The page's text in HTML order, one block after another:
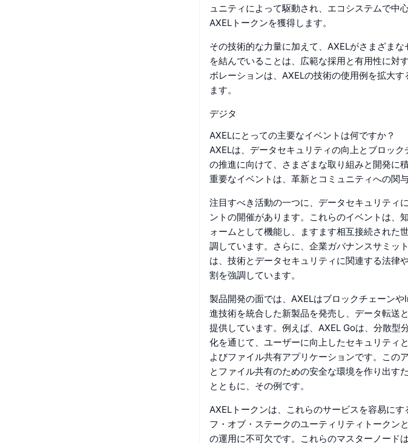
ュニティによって駆動され、エコシステムで中
AXELトークンを獲得します。
その技術的な力量に加えて、AXELがさまざま
を結んでいることは、広範な採用と有用性に対
ボレーションは、AXELの技術の使用例を拡大
ます。
デジタ
AXELにとっての主要なイベントは何ですか？
AXELは、データセキュリティの向上とブロッ
の推進に向けて、さまざまな取り組みと開発に
重要なイベントは、革新とコミュニティへの関
注目すべき活動の一つに、データセキュリティ
ントの開催があります。これらのイベントは、
ォームとして機能し、ますます相互接続された
調しています。さらに、企業ガバナンスサミッ
は、技術とデータセキュリティに関連する法律
割を強調しています。
製品開発の面では、AXELはブロックチェーン
進技術を統合した新製品を発売し、データ転送
提供しています。例えば、AXEL Goは、分散型
化を通じて、ユーザーに向上したセキュリティ
よびファイル共有アプリケーションです。この
とファイル共有のための安全な環境を作り出す
とともに、その例です。
AXELトークンは、これらのサービスを容易に
フ・オブ・ステークのユーティリティトークン
の運用に不可欠です。これらのマスターノード